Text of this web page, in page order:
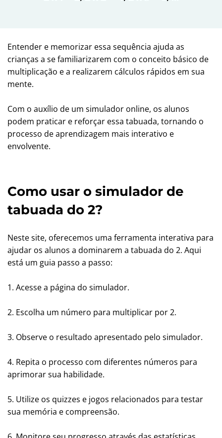
Entender e memorizar essa sequência ajuda as
crianças a se familiarizarem com o conceito básico de
multiplicação e a realizarem cálculos rápidos em sua
mente.
Com o auxílio de um simulador online, os alunos
podem praticar e reforçar essa tabuada, tornando o
processo de aprendizagem mais interativo e
envolvente.
Como usar o simulador de
tabuada do 2?
Neste site, oferecemos uma ferramenta interativa para
ajudar os alunos a dominarem a tabuada do 2. Aqui
está um guia passo a passo:
1. Acesse a página do simulador.
2. Escolha um número para multiplicar por 2.
3. Observe o resultado apresentado pelo simulador.
4. Repita o processo com diferentes números para
aprimorar sua habilidade.
5. Utilize os quizzes e jogos relacionados para testar
sua memória e compreensão.